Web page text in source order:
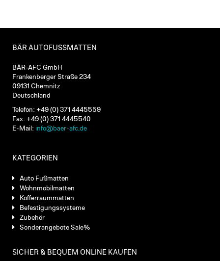
BÄR AUTOFUSSMATTEN
BÄR-AFC GmbH
Frankenberger Straße 234
09131 Chemnitz
Deutschland
Telefon: +49 (0) 371 4445559
Fax: +49 (0) 371 4445540
E-Mail: info@baer-afc.de
KATEGORIEN
Auto Fußmatten
Wohnmobilmatten
Kofferraummatten
Befestigungssysteme
Zubehör
Sonderangebote Sale%
SICHER & BEQUEM ONLINE KAUFEN